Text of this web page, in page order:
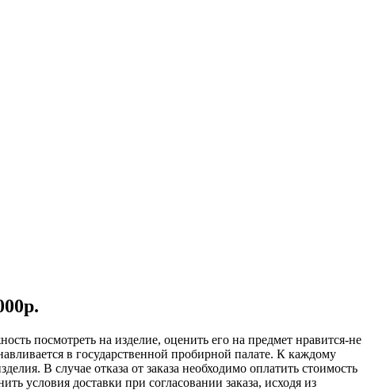
посмотреть на изделие, оценить его на предмет нравится-не
в государственной пробирной палате. К каждому
В случае отказа от заказа необходимо оплатить стоимость
условия доставки при согласовании заказа, исходя из